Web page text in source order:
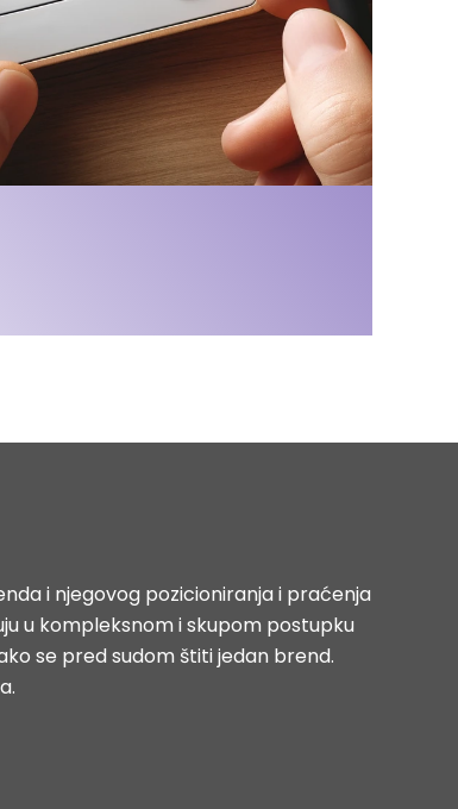
i njegovog pozicioniranja i praćenja
u kompleksnom i skupom postupku
se pred sudom štiti jedan brend.